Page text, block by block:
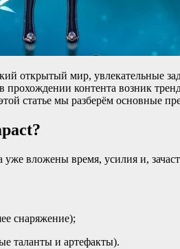
открытый мир, увлекательные
контента возник
статье мы разберём основные
вложены время, усилия и,
снаряжение);
таланты и артефакты).